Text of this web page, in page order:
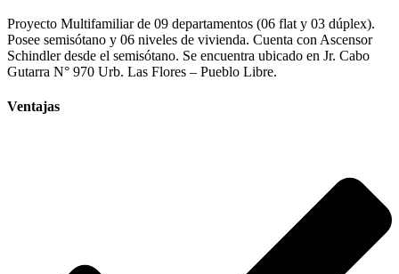
Proyecto Multifamiliar de 09 departamentos (06 flat y 03 dúplex).
Posee semisótano y 06 niveles de vivienda. Cuenta con Ascensor
Schindler desde el semisótano. Se encuentra ubicado en Jr. Cabo
Gutarra N° 970 Urb. Las Flores – Pueblo Libre.
Ventajas